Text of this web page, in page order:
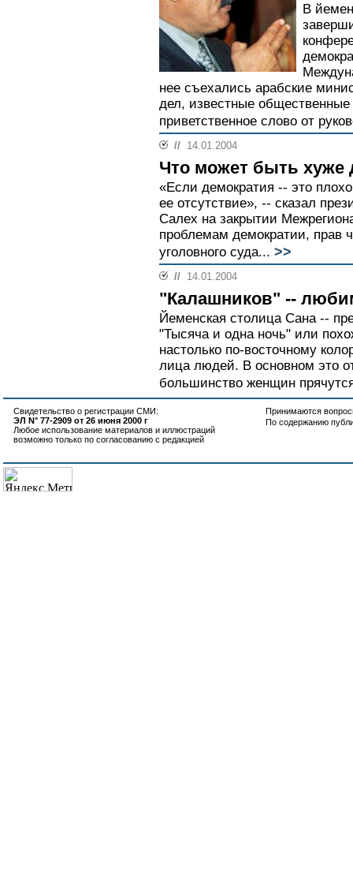
В
нее съехались арабские
дел, известные
приветственное слово от
// 14.01.2004
Что может быть хуже
«Если демократия -- это
ее отсутствие», -- сказал
Салех на закрытии
проблемам демократии, прав
уголовного суда... >>
// 14.01.2004
"Калашников" --
Йеменская столица Сана --
"Тысяча и одна ночь" или
настолько по-восточному
лица людей. В основном это
большинство женщин
Свидетельство о регистрации СМИ:
ЭЛ N° 77-2909 от 26 июня 2000 г
Любое использование материалов и иллюстраций
возможно только по согласованию с редакцией
Принимаются
По содержанию